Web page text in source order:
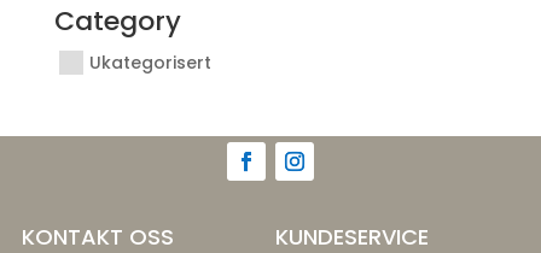
Category
Ukategorisert
KONTAKT OSS KUNDESERVICE